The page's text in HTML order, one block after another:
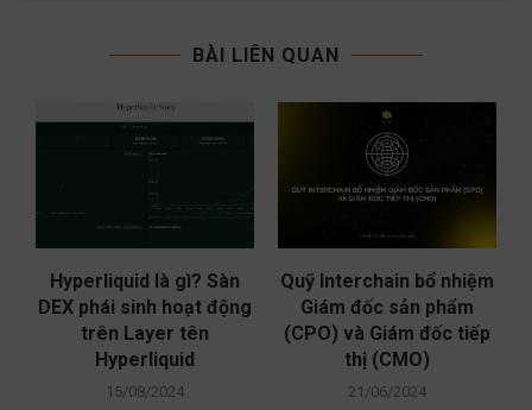
BÀI LIÊN QUAN
Hyperliquid là gì? Sàn
DEX phái sinh hoạt động
trên Layer tên
Hyperliquid
15/08/2024
Quỹ Interchain bổ nhiệm
Giám đốc sản phẩm
(CPO) và Giám đốc tiếp
thị (CMO)
21/06/2024